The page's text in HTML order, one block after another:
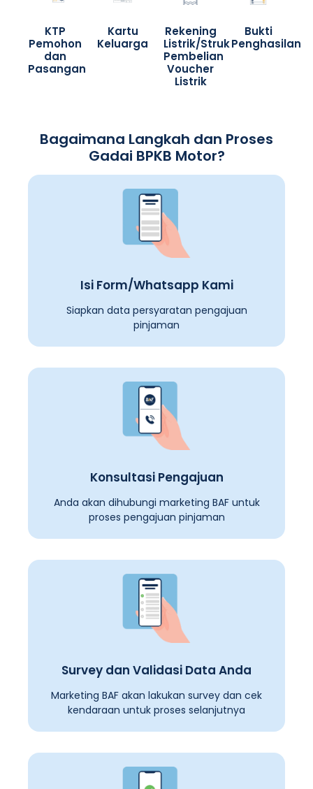
KTP
Pemohon
dan
Pasangan
Kartu
Keluarga
Rekening
Listrik/Struk
Pembelian
Voucher
Listrik
Bukti
Penghasilan
Bagaimana Langkah dan Proses
Gadai BPKB Motor?
Isi Form/Whatsapp Kami
Siapkan data persyaratan pengajuan
pinjaman
Konsultasi Pengajuan
Anda akan dihubungi marketing BAF untuk
proses pengajuan pinjaman
Survey dan Validasi Data Anda
Marketing BAF akan lakukan survey dan cek
kendaraan untuk proses selanjutnya